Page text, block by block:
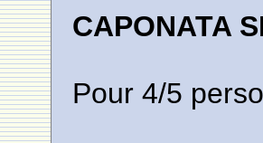
CAPONATA
Pour 4/5